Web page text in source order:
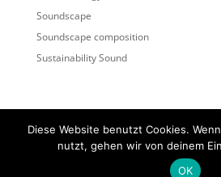
Soundscape
Soundscape composition
Sustainability Sound
Diese Website benutzt Cookies.
nutzt, gehen wir von deinem
OK